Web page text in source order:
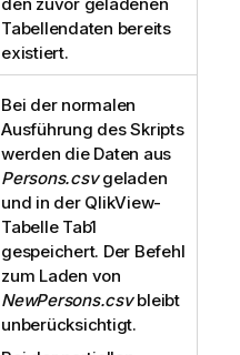
Tabellendaten bereits
existiert.
Bei der normalen
Ausführung des Skripts
werden die Daten aus
Persons.csvgeladen
und in der QlikView-
Tabelle Tab1
gespeichert. Der Befehl
zum Laden von
NewPersons.csvbleibt
unberücksichtigt.